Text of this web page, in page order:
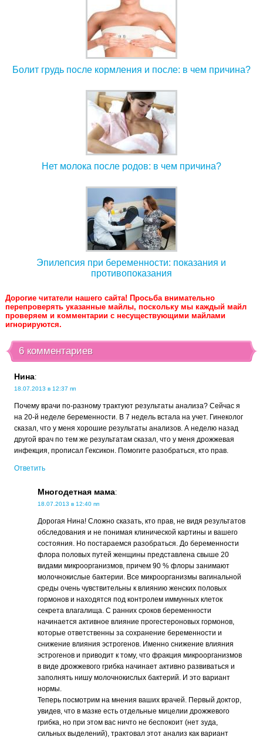
Болит грудь после кормления и после: в чем причина?
Нет молока после родов: в чем причина?
Эпилепсия при беременности: показания и
противопоказания
Дорогие читатели нашего сайта! Просьба внимательно
перепроверять указанные майлы, поскольку мы каждый майл
проверяем и комментарии с несуществующими майлами
игнорируются.
6 комментариев
Нина:
18.07.2013 в 12:37 пп
Почему врачи по-разному трактуют результаты анализа? Сейчас я
на 20-й неделе беременности. В 7 недель встала на учет. Гинеколог
сказал, что у меня хорошие результаты анализов. А неделю назад
другой врач по тем же результатам сказал, что у меня дрожжевая
инфекция, прописал Гексикон. Помогите разобраться, кто прав.
Ответить
Многодетная мама:
18.07.2013 в 12:40 пп
Дорогая Нина! Сложно сказать, кто прав, не видя результатов
обследования и не понимая клинической картины и вашего
состояния. Но постараемся разобраться. До беременности
флора половых путей женщины представлена свыше 20
видами микроорганизмов, причем 90 % флоры занимают
молочнокислые бактерии. Все микроорганизмы вагинальной
среды очень чувствительны к влиянию женских половых
гормонов и находятся под контролем иммунных клеток
секрета влагалища. С ранних сроков беременности
начинается активное влияние прогестероновых гормонов,
которые ответственны за сохранение беременности и
снижение влияния эстрогенов. Именно снижение влияния
эстрогенов и приводит к тому, что фракция микроорганизмов
в виде дрожжевого грибка начинает активно развиваться и
заполнять нишу молочнокислых бактерий. И это вариант
нормы.
Теперь посмотрим на мнения ваших врачей. Первый доктор,
увидев, что в мазке есть отдельные мицелии дрожжевого
грибка, но при этом вас ничто не беспокоит (нет зуда,
сильных выделений), трактовал этот анализ как вариант